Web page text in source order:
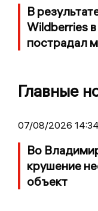
В
Wildberries
пострадал
Главные
07/08/2026 14:34
Во
крушение
объект